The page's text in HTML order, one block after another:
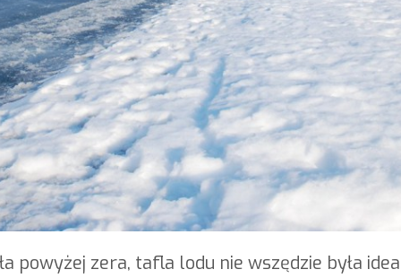
powyżej zera, tafla lodu nie wszędzie była